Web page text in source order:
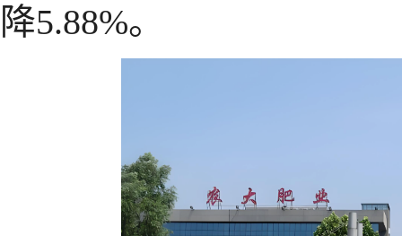
降5.88%。